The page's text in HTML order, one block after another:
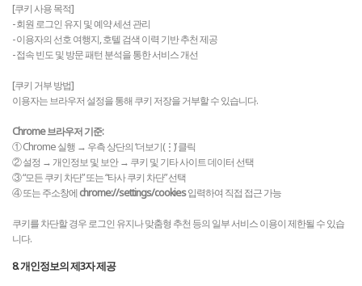
[쿠키 사용 목적]
- 회원 로그인 유지 및 예약 세션 관리
- 이용자의 선호 여행지, 호텔 검색 이력 기반 추천 제공
- 접속 빈도 및 방문 패턴 분석을 통한 서비스 개선
[쿠키 거부 방법]
이용자는 브라우저 설정을 통해 쿠키 저장을 거부할 수 있습니다.
Chrome 브라우저 기준:
① Chrome 실행 → 우측 상단의 ‘더보기(⋮)’ 클릭
② 설정 → 개인정보 및 보안 → 쿠키 및 기타 사이트 데이터 선택
③ “모든 쿠키 차단” 또는 “타사 쿠키 차단” 선택
④ 또는 주소창에chrome://settings/cookies입력하여 직접 접근 가능
쿠키를 차단할 경우 로그인 유지나 맞춤형 추천 등의 일부 서비스 이용이 제한될 수 있습
니다.
8. 개인정보의 제3자 제공